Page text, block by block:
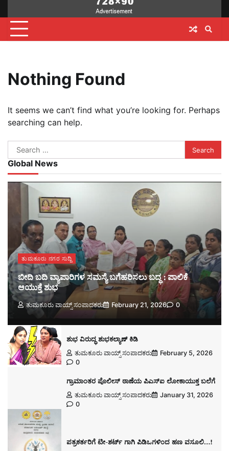
Nothing Found
It seems we can’t find what you’re looking for. Perhaps
searching can help.
Search
for:
Global News
ತುಮಕೂರು ನಗರ ಸುದ್ದಿ
ಬೀದಿ ಬದಿ ವ್ಯಾಪಾರಿಗಳ ಸಮಸ್ಯೆ ಬಗೆಹರಿಸಲು ಬದ್ಧ : ಪಾಲಿಕೆ
ಆಯುಕ್ತೆ ಶುಭ
ತುಮಕೂರು ವಾಯ್ಸ್ ಸಂಪಾದಕರು February 21, 2026 0
ಶುಭ ವಿರುದ್ಧ ಶುಭಕಲ್ಯಾಣ್ ಕಿಡಿ
ತುಮಕೂರು ವಾಯ್ಸ್ ಸಂಪಾದಕರು
February 5, 2026
0
ಗ್ರಾಮಾಂತರ ಪೊಲೀಸ್ ಠಾಣೆಯ ಪಿಎಸ್ಐ ಲೋಕಾಯುಕ್ತ ಬಲೆಗೆ
ತುಮಕೂರು ವಾಯ್ಸ್ ಸಂಪಾದಕರು
January 31, 2026
0
ಪತ್ರಕರ್ತರಿಗೆ ಟೀ-ಶರ್ಟ್ ಗಾಗಿ ಪಿಡಿಒಗಳಿಂದ ಹಣ ವಸೂಲಿ…!